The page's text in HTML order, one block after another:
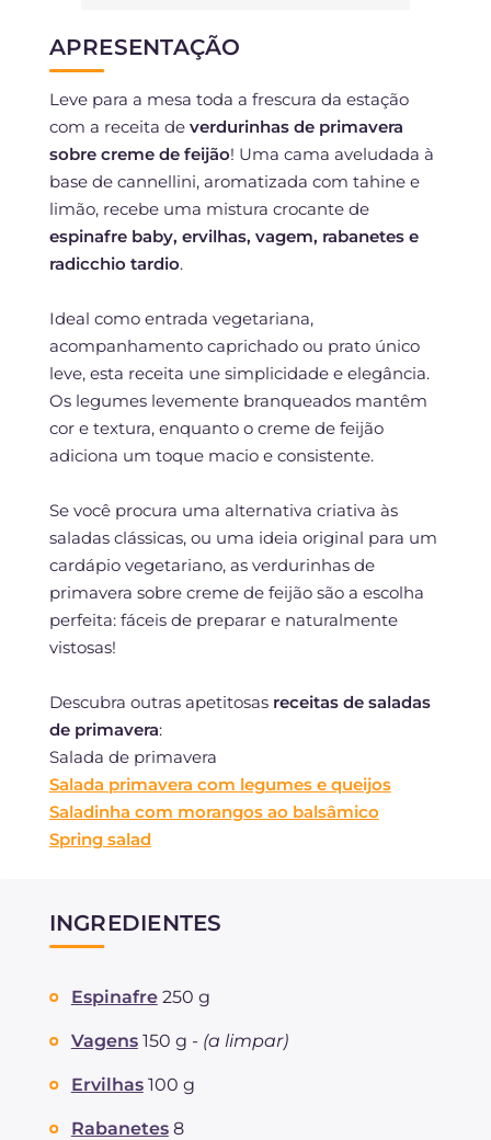
APRESENTAÇÃO
Leve para a mesa toda a frescura da estação
com a receita de verdurinhas de primavera
sobre creme de feijão! Uma cama aveludada à
base de cannellini, aromatizada com tahine e
limão, recebe uma mistura crocante de
espinafre baby, ervilhas, vagem, rabanetes e
radicchio tardio.
Ideal como entrada vegetariana,
acompanhamento caprichado ou prato único
leve, esta receita une simplicidade e elegância.
Os legumes levemente branqueados mantêm
cor e textura, enquanto o creme de feijão
adiciona um toque macio e consistente.
Se você procura uma alternativa criativa às
saladas clássicas, ou uma ideia original para um
cardápio vegetariano, as verdurinhas de
primavera sobre creme de feijão são a escolha
perfeita: fáceis de preparar e naturalmente
vistosas!
Descubra outras apetitosas receitas de saladas
de primavera:
Salada de primavera
Salada primavera com legumes e queijos
Saladinha com morangos ao balsâmico
Spring salad
INGREDIENTES
Espinafre 250 g
Vagens 150 g - (a limpar)
Ervilhas 100 g
Rabanetes 8